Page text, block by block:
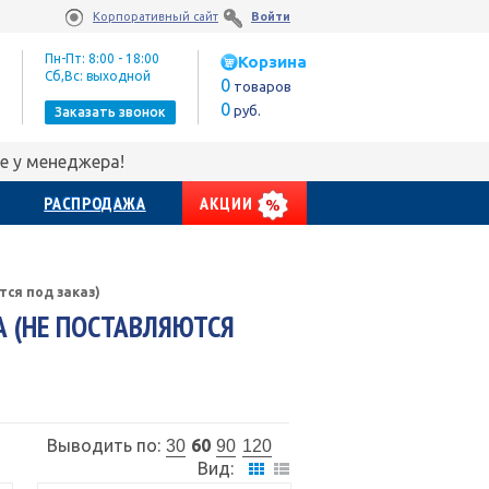
Корпоративный сайт Войти
Пн-Пт: 8:00 - 18:00
Сб,Вс: выходной
Заказать звонок
Корзина
0 товаров
0 руб.
у менеджера!
РАСПРОДАЖА АКЦИИ
под заказ)
ПОСТАВЛЯЮТСЯ
Выводить по: 30 60 90 120
Вид: